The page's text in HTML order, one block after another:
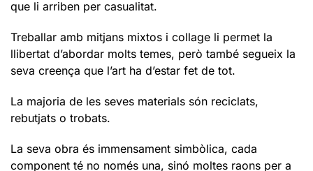
que li arriben per casualitat.
Treballar amb mitjans mixtos i collage li permet la
llibertat d’abordar molts temes, però també segueix la
seva creença que l’art ha d’estar fet de tot.
La majoria de les seves materials són reciclats,
rebutjats o trobats.
La seva obra és immensament simbòlica, cada
component té no només una, sinó moltes raons per a